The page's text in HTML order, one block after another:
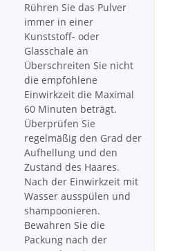
Rühren Sie das Pulver
immer in einer
Kunststoff- oder
Glasschale an
Überschreiten Sie nicht
die empfohlene
Einwirkzeit die Maximal
60 Minuten beträgt.
Überprüfen Sie
regelmäßig den Grad der
Aufhellung und den
Zustand des Haares.
Nach der Einwirkzeit mit
Wasser ausspülen und
shampoonieren.
Bewahren Sie die
Packung nach der